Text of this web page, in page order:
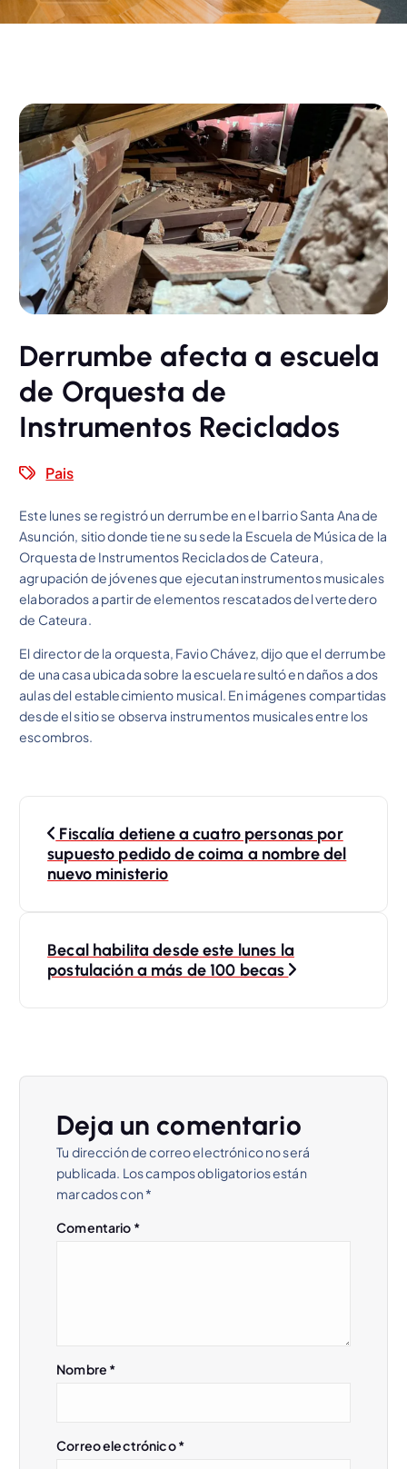
Derrumbe afecta a escuela
de Orquesta de
Instrumentos Reciclados
Pais
Este lunes se registró un derrumbe en el barrio Santa Ana de
Asunción, sitio donde tiene su sede la Escuela de Música de la
Orquesta de Instrumentos Reciclados de Cateura,
agrupación de jóvenes que ejecutan instrumentos musicales
elaborados a partir de elementos rescatados del vertedero
de Cateura.
El director de la orquesta, Favio Chávez, dijo que el derrumbe
de una casa ubicada sobre la escuela resultó en daños a dos
aulas del establecimiento musical. En imágenes compartidas
desde el sitio se observa instrumentos musicales entre los
escombros.
c
Fiscalía detiene a cuatro personas por
supuesto pedido de coima a nombre del
nuevo ministerio
Becal habilita desde este lunes la
postulación a más de 100 becas
Deja un comentario
Tu dirección de correo electrónico no será
publicada. Los campos obligatorios están
marcados con*
Comentario *
Nombre *
Correo electrónico*